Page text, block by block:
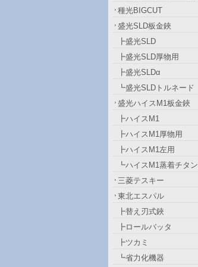
種光BIGCUT
盛光SLD板金鋏
┣盛光SLD
┣盛光SLD厚物用
┣盛光SLDα
┗盛光SLDトルネード
盛光ハイスM1板金鋏
┣ハイスM1
┣ハイスM1厚物用
┣ハイスM1左用
┗ハイスM1蒸着チタン
三菱テスキー
東北エスパル
┣替え刃式鋏
┣ロールバッタ
┣ツカミ
┗省力化機器